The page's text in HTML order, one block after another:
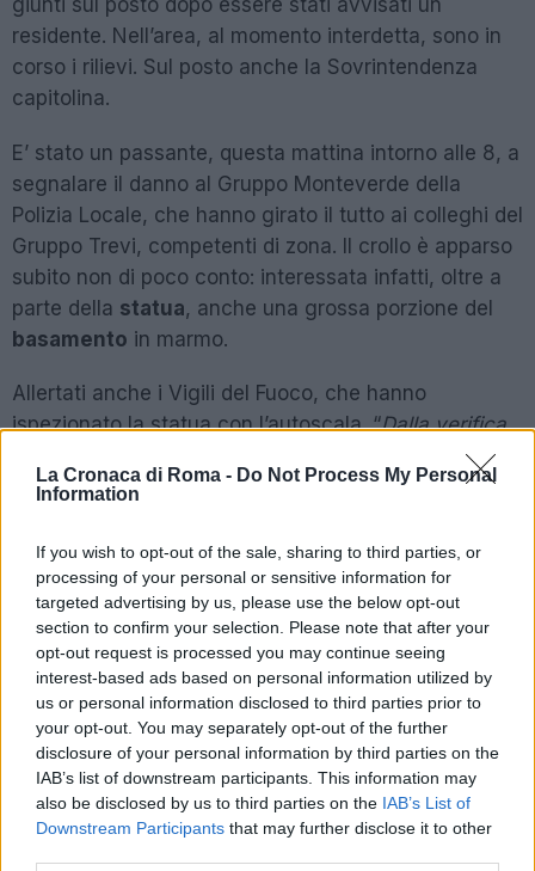
La Cronaca di Roma - Do Not Process My Personal
Information
If you wish to opt-out of the sale, sharing to third parties, or
processing of your personal or sensitive information for
targeted advertising by us, please use the below opt-out
section to confirm your selection. Please note that after your
opt-out request is processed you may continue seeing
interest-based ads based on personal information utilized by
us or personal information disclosed to third parties prior to
your opt-out. You may separately opt-out of the further
disclosure of your personal information by third parties on the
IAB’s list of downstream participants. This information may
also be disclosed by us to third parties on the IAB’s List of
Downstream Participants that may further disclose it to other
giunti sul posto dopo essere stati avvisati un
residente. Nell’area, al momento interdetta, sono in
corso i rilievi. Sul posto anche la Sovrintendenza
capitolina.
E’ stato un passante, questa mattina intorno alle 8, a
segnalare il danno al Gruppo Monteverde della
Polizia Locale, che hanno girato il tutto ai colleghi del
Gruppo Trevi, competenti di zona. Il crollo è apparso
subito non di poco conto: interessata infatti, oltre a
parte della statua, anche una grossa porzione del
basamento in marmo.
Allertati anche i Vigili del Fuoco, che hanno
ispezionato la statua con l’autoscala. “Dalla verifica
si può osservare che probabilmente un fulmine ha
colpito la base della statua“, i primi dettagli resi noti
blackout della videocamera di sorveglianza di zona
proprio a seguito del temporale notturno. Per
sicurezza, la strada è stata interdetta, tanto che i
veicoli possono circolare solo in direzione del vicino
ospedale.
POTREBBE INTERESSARTI
Christmas World a Roma, la
Capitale ospiterà il villaggio